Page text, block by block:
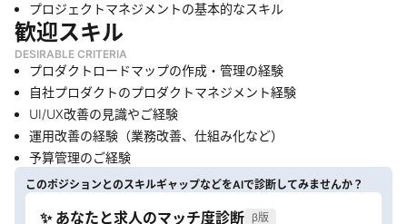
プロジェクトマネジメントの基本的なスキル
歓迎スキル
DESIRABLE CRITERIA
プロダクトロードマップの作成・管理の経験
自社プロダクトのプロダクトマネジメント経験
UI/UX改善の見識やご経験
運用改善の経験（業務改善、仕組み化など）
予算管理のご経験
このポジションとのスキルギャップなどをAIで診断してみませんか？
✨ あなたと求人のマッチ度診断 β版